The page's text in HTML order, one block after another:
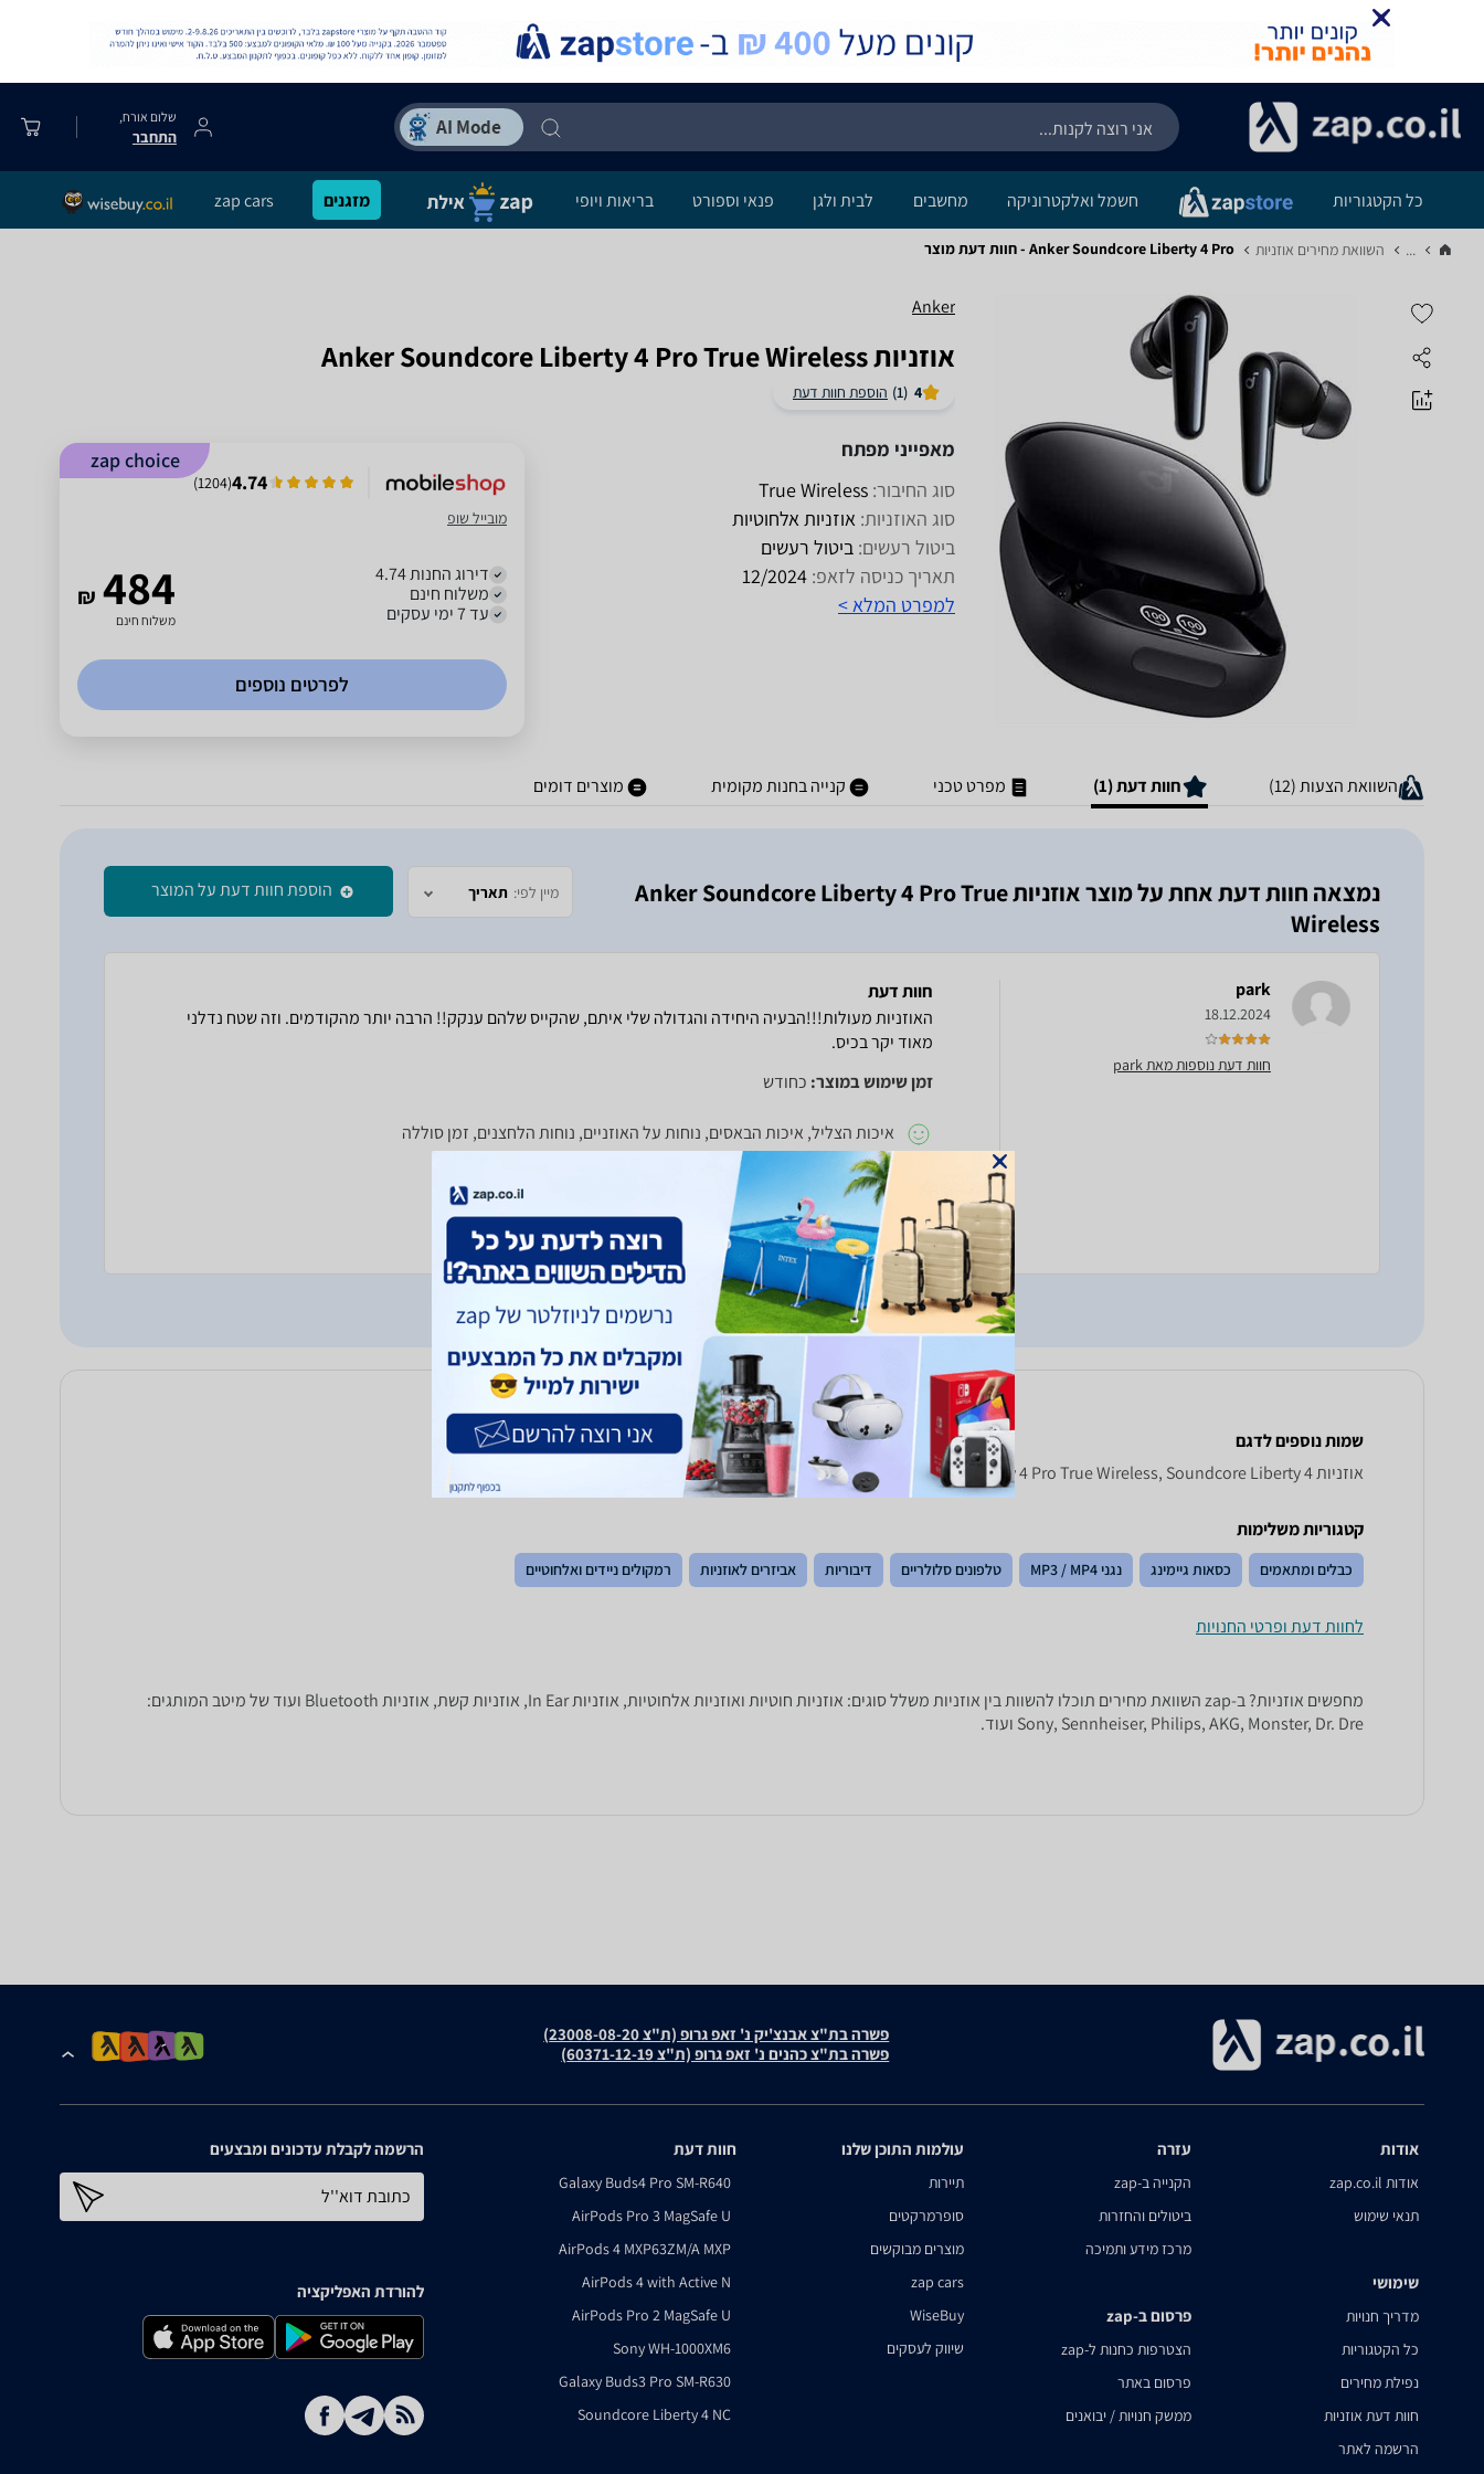
שלום אורח,
התחבר
כל הקטגוריות חשמל ואלקטרוניקה מחשבים לבית ולגן פנאי וספורט בריאות ויופי מזגנים zap cars
... השוואת מחירים אוזניות‏ Anker Soundcore Liberty 4 Pro - חוות דעת מוצר
Anker
אוזניות Anker Soundcore Liberty 4 Pro True Wireless
4
(1) הוספת חוות דעת
מאפייני מפתח
סוג החיבור: True Wireless
סוג האוזניות: אוזניות אלחוטיות
ביטול רעשים: ביטול רעשים
תאריך כניסה לזאפ: 12/2024
למפרט המלא >
zap choice
4.74
(
1204
)
מובייל שופ
דירוג החנות 4.74
משלוח חינם
עד 7 ימי עסקים
₪ 484
משלוח חינם
לפרטים נוספים
השוואת הצעות (12) חוות דעת (1) מפרט טכני קנייה בחנות מקומית מוצרים דומים
נמצאה חוות דעת אחת על מוצר אוזניות Anker Soundcore Liberty 4 Pro True
Wireless
מיין לפי: תאריך הוספת חוות דעת על המוצר
park
18.12.2024
חוות דעת נוספות מאת park
חוות דעת
האוזניות מעולות!!!הבעיה היחידה והגדולה שלי איתם, שהקייס שלהם ענקק!! הרבה יותר מהקודמים. וזה שטח נדלני
מאוד יקר בכיס.
זמן שימוש במוצר: כחודש
איכות הצליל, איכות הבאסים, נוחות על האוזניים, נוחות הלחצנים, זמן סוללה
גודל וניידות
חוו"ד עזרה 0 חוו"ד לא עזרה
שמות נוספים לדגם
אוזניות Anker Soundcore Liberty 4 Pro True Wireless, Soundcore Liberty 4 פרו Anker , Anker Soundcore Liberty 4 פרו
קטגוריות משלימות
כבלים ומתאמים כסאות גיימינג נגני MP3 / MP4 טלפונים סלולריים דיבוריות אביזרים לאוזניות רמקולים ניידים ואלחוטיים
לחוות דעת ופרטי החנויות
מחפשים אוזניות? ב-zap השוואת מחירים תוכלו להשוות בין אוזניות משלל סוגים: אוזניות חוטיות ואוזניות אלחוטיות, אוזניות In Ear, אוזניות קשת, אוזניות Bluetooth ועוד של מיטב המותגים:
Sony, Sennheiser, Philips, AKG, Monster, Dr. Dre ועוד.
פשרה בת"צ אבנצ'יק נ' זאפ גרופ (ת"צ 23008-08-20)
פשרה בת"צ כהנים נ' זאפ גרופ (ת"צ 60371-12-19)
אודות
אודות zap.co.il
תנאי שימוש
שימושי
מדריך חנויות
כל הקטגוריות
נפילת מחירים
חוות דעת אוזניות
הרשמה לאתר
עזרה
הקנייה ב-zap
ביטולים והחזרות
מרכז מידע ותמיכה
פרסום ב-zap
הצטרפות כחנות ל-zap
פרסום באתר
ממשק חנויות / יבואנים
עולמות התוכן שלנו
תיירות
סופרמרקטים
מוצרים מבוקשים
zap cars
WiseBuy
שיווק לעסקים
חוות דעת
Galaxy Buds4 Pro SM-R640
AirPods Pro 3 MagSafe U
AirPods 4 MXP63ZM/A MXP
AirPods 4 with Active N
AirPods Pro 2 MagSafe U
Sony WH-1000XM6
Galaxy Buds3 Pro SM-R630
Soundcore Liberty 4 NC
הרשמה לקבלת עדכונים ומבצעים
כתובת דוא''ל
להורדת האפליקציה